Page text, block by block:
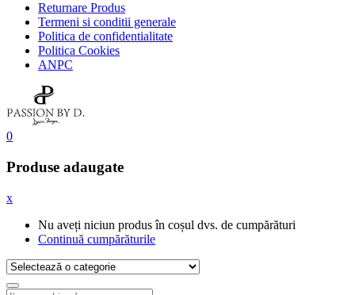
Returnare Produs
Termeni si conditii generale
Politica de confidentialitate
Politica Cookies
ANPC
0
Produse adaugate
x
Nu aveți niciun produs în coșul dvs. de cumpărături
Continuă cumpărăturile